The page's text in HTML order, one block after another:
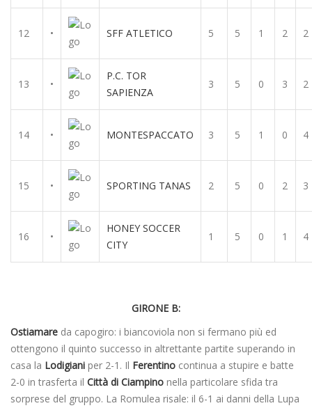
12 • SFF ATLETICO 5 5 1 2 2
13 •
P.C. TOR
SAPIENZA
3 5 0 3 2
14 • MONTESPACCATO 3 5 1 0 4
15 • SPORTING TANAS 2 5 0 2 3
16 •
HONEY SOCCER
CITY
1 5 0 1 4
GIRONE B:
Ostiamare da capogiro: i biancoviola non si fermano più ed
ottengono il quinto successo in altrettante partite superando in
casa la Lodigiani per 2-1. Il Ferentino continua a stupire e batte
2-0 in trasferta il Città di Ciampino nella particolare sfida tra
sorprese del gruppo. La Romulea risale: il 6-1 ai danni della Lupa